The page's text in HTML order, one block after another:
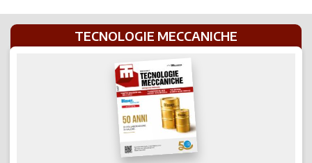
TECNOLOGIE MECCANICHE